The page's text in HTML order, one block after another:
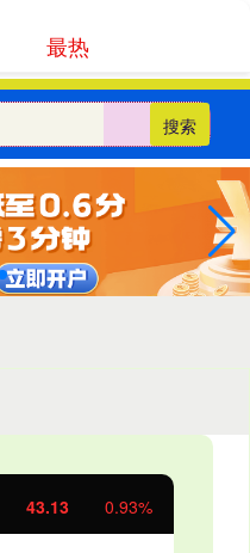
搜索
43.13 0.93%
最热